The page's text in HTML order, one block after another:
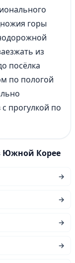
горы
из
посёлка
по пологой
прогулкой по
Южной Корее
→
→
→
→